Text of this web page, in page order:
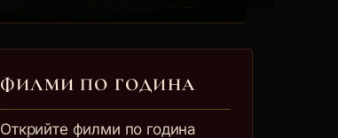
ФИЛМИ ПО ГОДИНА
Открийте филми по година